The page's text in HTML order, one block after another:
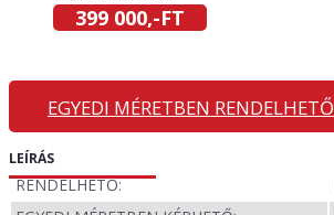
399 000,-FT
EGYEDI MÉRETBEN RENDELHETŐ
LEÍRÁS
RENDELHETŐ: